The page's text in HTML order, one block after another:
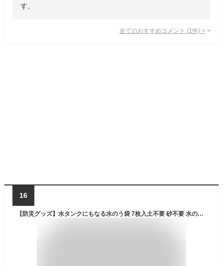
す。
全てのおすすめコメント (1 件) >
16
【防災グッズ】水タンクにもなる水のう袋 7枚入土不要 砂不要 水のう袋 水嚢 浸水防止 流水防止 水路誘導 水タンク 簡単 自然災害 飲み水用 水害対策 豪雨 台風 線状降水帯 緊急時 浸水防止 災害 防災 ゲリラ豪雨 都市型水害 記録的豪雨 断水 スマイルキッズ